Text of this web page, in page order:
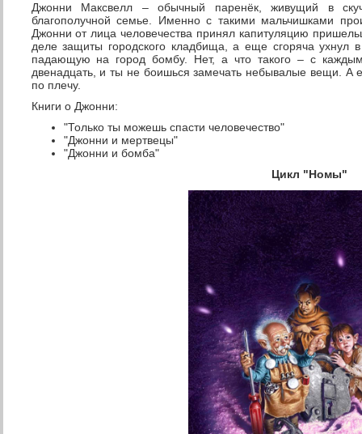
Джонни Максвелл – обычный паренёк, живущий в
благополучной семье. Именно с такими мальчишками
Джонни от лица человечества принял капитуляцию
деле защиты городского кладбища, а еще сгоряча
падающую на город бомбу. Нет, а что такого – с
двенадцать, и ты не боишься замечать небывалые вещи. А
по плечу.
Книги о Джонни:
"Только ты можешь спасти человечество"
"Джонни и мертвецы"
"Джонни и бомба"
Цикл "Номы"